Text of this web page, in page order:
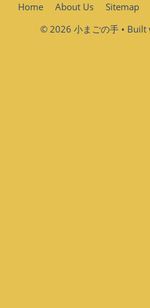
Home About Us Sitemap
© 2026 小まごの手• Built